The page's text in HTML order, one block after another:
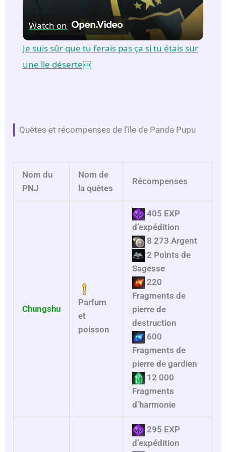
V
i
o
Watch on
Je suis sûr que tu ferais pas ça si tu étais sur
une île déserte￼
Quêtes et récompenses de l’île de Panda Pupu
Nom du
PNJ
Nom de
la quêtes
Récompenses
Chungshu
Parfum
et
poisson
405 EXP
d’expédition
8 273 Argent
2 Points de
Sagesse
220
Fragments de
pierre de
destruction
600
Fragments de
pierre de gardien
12 000
Fragments
d’harmonie
295 EXP
d’expédition